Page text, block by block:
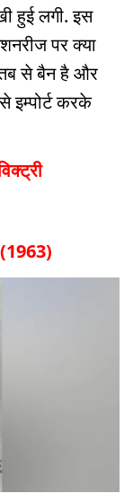
हुई लगी. इस
पर क्या
तब से बैन है और
इम्पोर्ट करके